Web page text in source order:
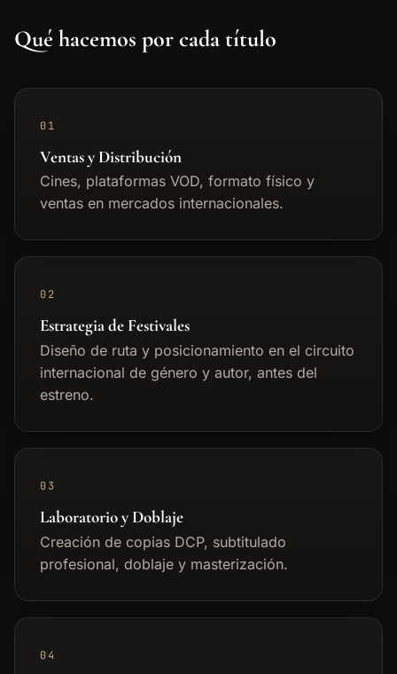
Qué hacemos por cada título
01
Ventas y Distribución
Cines, plataformas VOD, formato físico y
ventas en mercados internacionales.
02
Estrategia de Festivales
Diseño de ruta y posicionamiento en el circuito
internacional de género y autor, antes del
estreno.
03
Laboratorio y Doblaje
Creación de copias DCP, subtitulado
profesional, doblaje y masterización.
04